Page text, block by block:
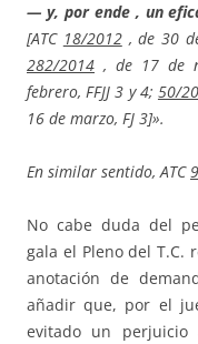
— y, por ende , un
[ATC 18/2012, de 30
282/2014 , de 17 de
febrero, FFJJ 3 y 4; 50/
16 de marzo, FJ 3]».
En similar sentido, ATC
No cabe duda del
gala el Pleno del T.C.
anotación de
añadir que, por el
evitado un